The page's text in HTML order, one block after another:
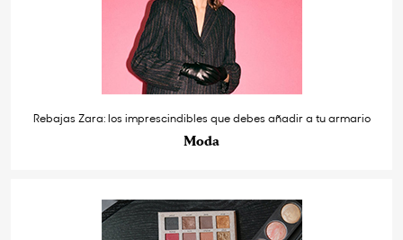
Rebajas Zara: los imprescindibles que debes añadir a tu armario
Moda